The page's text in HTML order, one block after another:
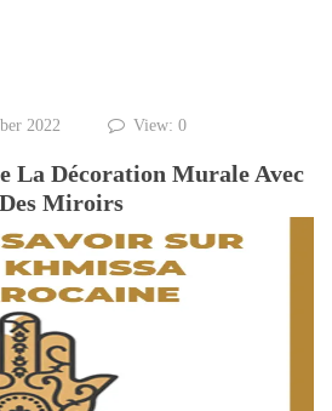
2022 View: 0
La Décoration Murale Avec
Des Miroirs​